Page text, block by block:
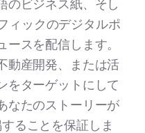
のビジネス紙、そし
ィックのデジタルポ
スを配信します。
動産開発、または活
をターゲットにして
なたのストーリーが
ることを保証しま